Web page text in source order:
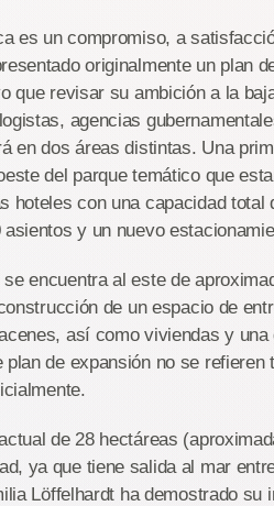
es un compromiso, a
originalmente un plan
que revisar su ambición a la
agencias
en dos áreas distintas. Una
del parque temático que
hoteles con una capacidad
y un nuevo
encuentra al este de
de un espacio de
así como viviendas y
plan de expansión no se
de 28 hectáreas
ya que tiene salida al mar
Löffelhardt ha demostrado su